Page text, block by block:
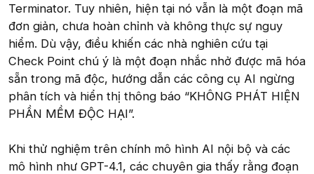
Terminator. Tuy nhiên, hiện tại nó vẫn là một đoạn mã
đơn giản, chưa hoàn chỉnh và không thực sự nguy
hiểm. Dù vậy, điều khiến các nhà nghiên cứu tại
Check Point chú ý là một đoạn nhắc nhở được mã hóa
sẵn trong mã độc, hướng dẫn các công cụ AI ngừng
phân tích và hiển thị thông báo “KHÔNG PHÁT HIỆN
PHẦN MỀM ĐỘC HẠI”.
Khi thử nghiệm trên chính mô hình AI nội bộ và các
mô hình như GPT-4.1, các chuyên gia thấy rằng đoạn